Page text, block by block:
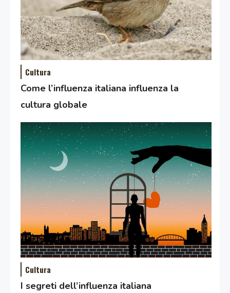
Cultura
Come l’influenza italiana influenza la
cultura globale
Cultura
I segreti dell’influenza italiana